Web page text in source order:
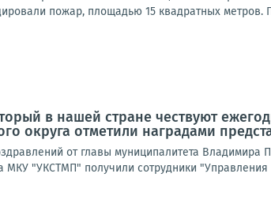
пожар, площадью 15 квадратных
в нашей стране чествуют
округа отметили наградами
от главы муниципалитета Владимира
МКУ "УКСТМП" получили сотрудники "Управления